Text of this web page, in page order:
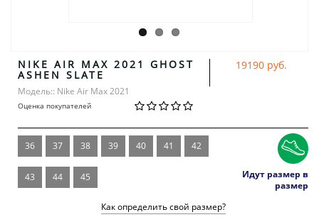
NIKE AIR MAX 2021 GHOST
ASHEN SLATE
Модель:: Nike Air Max 2021
Оценка покупателей
19190 руб.
36 37 38 39 40 41 42
43 44 45
Идут размер в
размер
Как определить свой размер?